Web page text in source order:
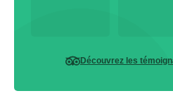
Découvrez les